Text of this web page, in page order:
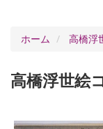
ホーム
高橋浮
高橋浮世絵